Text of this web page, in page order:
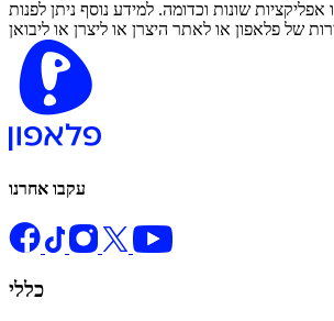
שונות וכדומה. למידע נוסף ניתן לפנות
עקבו אחרנו
כללי